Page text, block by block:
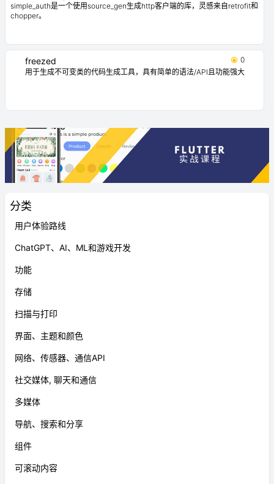
分类
用户体验路线
ChatGPT、AI、ML和游戏开发
功能
存储
扫描与打印
界面、主题和颜色
网络、传感器、通信API
社交媒体, 聊天和通信
多媒体
导航、搜索和分享
组件
可滚动内容
simple_auth是一个使用source_gen生成http客户端的库，灵感来自retrofit和
chopper。
freezed
0
用于生成不可变类的代码生成工具，具有简单的语法/API且功能强大